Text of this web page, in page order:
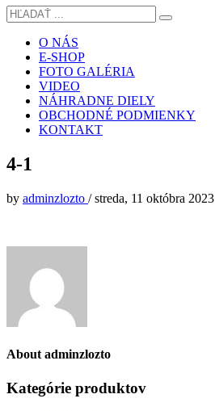
O NÁS
E-SHOP
FOTO GALÉRIA
VIDEO
NÁHRADNE DIELY
OBCHODNÉ PODMIENKY
KONTAKT
4-1
by adminzlozto /streda, 11 októbra 2023
About adminzlozto
Kategórie produktov